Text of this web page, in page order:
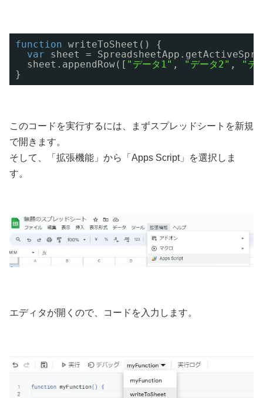
function writeToSheet() {
var
sheet =
sheet.appendRow([ "データ1" , "データ2" ,
"デ
}
このコードを実行するには、まずスプレッドシートを新規
で開きます。
そして、「拡張機能」から「Apps Script」を選択しま
す。
エディタが開くので、コードを入力します。